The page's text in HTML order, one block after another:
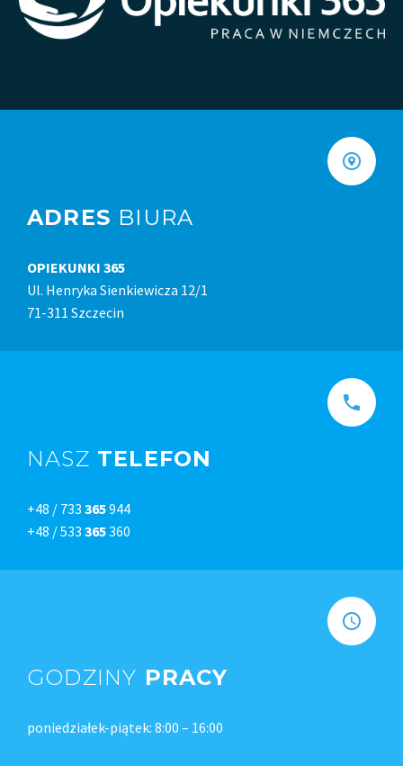
ADRES BIURA
OPIEKUNKI 365
Ul. Henryka Sienkiewicza 12/1
71-311 Szczecin
NASZ TELEFON
+48 / 733 365944
+48 / 533 365360
GODZINY PRACY
poniedziałek-piątek: 8:00 – 16:00